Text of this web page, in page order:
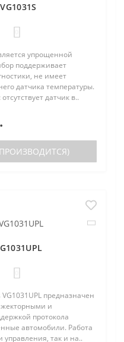
упрощенной
поддерживает
не имеет
датчика температуры.
датчик в..
предназначен
и
протокола
автомобили. Работа
управления, так и на..